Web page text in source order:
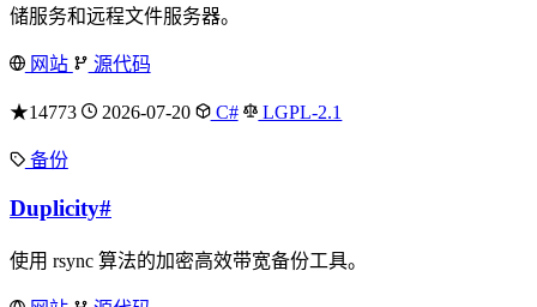
储服务和远程文件服务器。
网站 源代码
★14773 2026-07-20 C# LGPL-2.1
备份
Duplicity#
使用 rsync 算法的加密高效带宽备份工具。